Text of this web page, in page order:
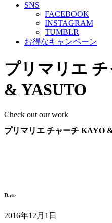
SNS
FACEBOOK
INSTAGRAM
TUMBLR
お得なキャンペーン
プリマリエ
& YASUTO
Check out our work
プリマリエ チャーチ KAYO
Date
2016年12月1日